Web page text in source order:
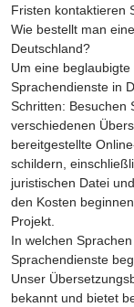
Fristen kontaktieren
Wie bestellt man
Deutschland?
Um eine
Sprachendienste in
Schritten: Besuchen
verschiedenen
bereitgestellte
schildern,
juristischen Datei
den Kosten
Projekt.
In welchen
Sprachendienste
Unser
bekannt und bietet